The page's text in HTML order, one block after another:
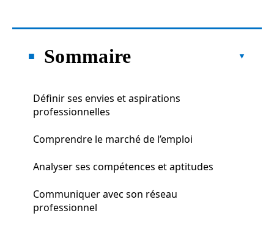
Sommaire
Définir ses envies et aspirations
professionnelles
Comprendre le marché de l’emploi
Analyser ses compétences et aptitudes
Communiquer avec son réseau
professionnel